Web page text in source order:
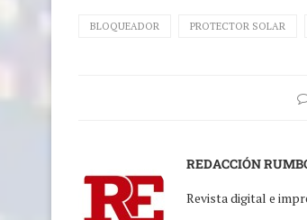
BLOQUEADOR PROTECTOR SOLAR
REDACCIÓN
Revista digital e